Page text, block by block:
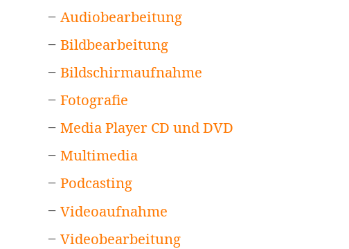
Audiobearbeitung
Bildbearbeitung
Bildschirmaufnahme
Fotografie
Media Player CD und DVD
Multimedia
Podcasting
Videoaufnahme
Videobearbeitung